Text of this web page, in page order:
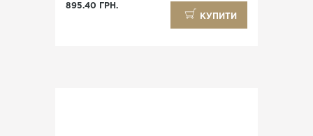
895.40 ГРН.
КУПИТИ